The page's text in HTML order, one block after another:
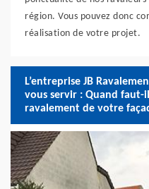
région. Vous pouvez donc
réalisation de votre projet.
L’entreprise JB
vous servir : Quand faut-
ravalement de votre